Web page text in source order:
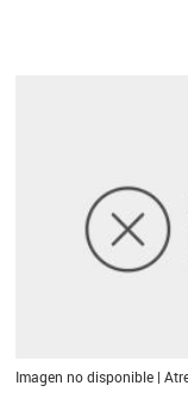
Imagen no disponible |